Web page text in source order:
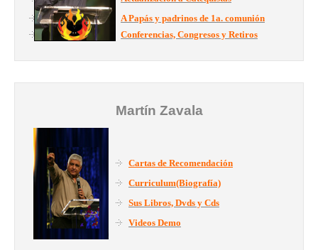
A Papás y padrinos de 1a. comunión
Conferencias, Congresos y Retiros
Martín Zavala
Cartas de Recomendación
Curriculum(Biografía)
Sus Libros, Dvds y Cds
Videos Demo